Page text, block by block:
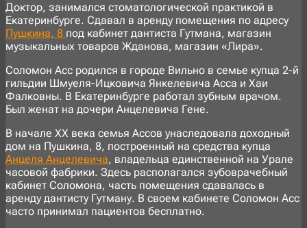
Доктор, занимался стоматологической практикой в
Екатеринбурге. Сдавал в аренду помещения по адресу
Пушкина, 8 под кабинет дантиста Гутмана, магазин
музыкальных товаров Жданова, магазин «Лира».
Соломон Асс родился в городе Вильно в семье купца 2-й
гильдии Шмуеля-Ицковича Янкелевича Асса и Хаи
Фалковны. В Екатеринбурге работал зубным врачом.
Был женат на дочери Анцелевича Гене.
В начале XX века семья Ассов унаследовала доходный
дом на Пушкина, 8, построенный на средства купца
Анцеля Анцелевича, владельца единственной на Урале
часовой фабрики. Здесь располагался зубоврачебный
кабинет Соломона, часть помещения сдавалась в
аренду дантисту Гутману. В своем кабинете Соломон Асс
часто принимал пациентов бесплатно.